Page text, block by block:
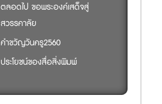
ตลอดไป ขอพระองค์เสด็จสู่
สวรรคาลัย
คำขวัญวันครู2560
ประโยชน์ของสื่อสิ่งพิมพ์